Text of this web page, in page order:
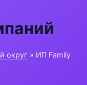
округ » ИП Family